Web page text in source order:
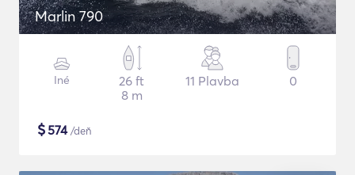
Marlin 790
Iné
26 ft
8 m
11 Plavba 0
$574/deň